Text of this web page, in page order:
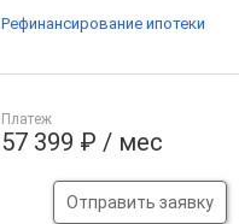
Платеж
57 399 ₽ / мес
Отправить заявку
Рефинансирование ипотеки